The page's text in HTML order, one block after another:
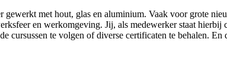
met hout, glas en aluminium. Vaak voor grote
en werkomgeving. Jij, als medewerker staat
te volgen of diverse certificaten te behalen. En